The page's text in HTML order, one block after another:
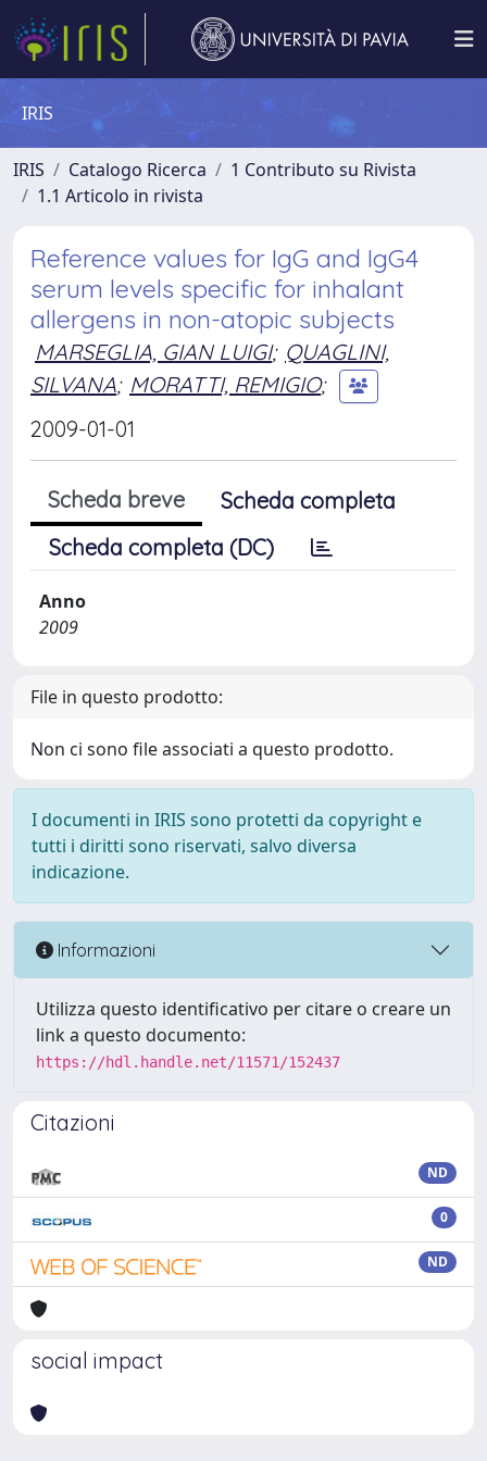
IRIS
IRIS Catalogo Ricerca
1 Contributo su Rivista
1.1 Articolo in rivista
Reference values for IgG and IgG4
serum levels specific for inhalant
allergens in non-atopic subjects
MARSEGLIA, GIAN LUIGI; QUAGLINI,
SILVANA; MORATTI, REMIGIO;
2009-01-01
Scheda breve
Scheda completa
Scheda completa (DC)
Anno
2009
File in questo prodotto:
Non ci sono file associati a questo prodotto.
I documenti in IRIS sono protetti da copyright e
tutti i diritti sono riservati, salvo diversa
indicazione.
Informazioni
Utilizza questo identificativo per citare o creare un
link a questo documento:
https://hdl.handle.net/11571/152437
Citazioni
ND
0
ND
social impact